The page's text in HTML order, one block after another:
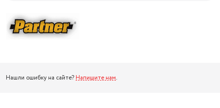
Нашли ошибку на сайте? Напишите нам.